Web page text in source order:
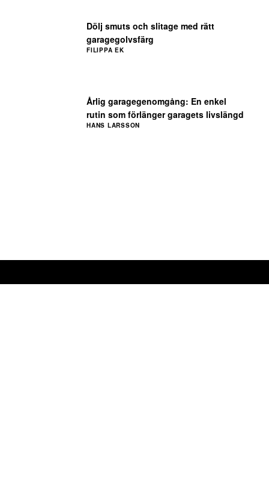
Årlig garagegenomgång: En enkel
rutin som förlänger garagets livslängd
HANS LARSSON
Dölj smuts och slitage med rätt
garagegolvsfärg
FILIPPA EK